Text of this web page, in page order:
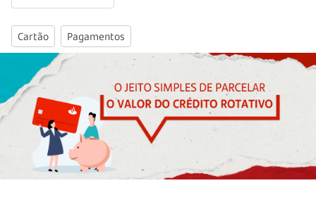
Cartão Pagamentos